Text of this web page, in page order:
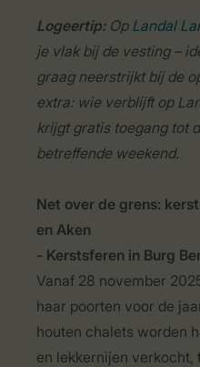
Logeertip:Op Landal
je vlak bij de vesting –
graag neerstrijkt bij de
extra: wie verblijft op
krijgt gratis toegang tot
betreffende weekend.
Net over de grens:
en Aken
- Kerstsferen in Burg
Vanaf 28 november
haar poorten voor de
houten chalets worden
en lekkernijen